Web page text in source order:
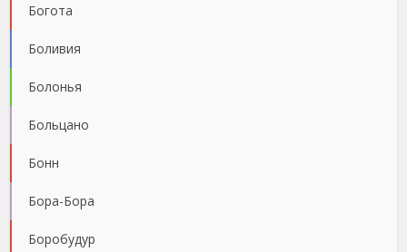
Богота
Боливия
Болонья
Больцано
Бонн
Бора-Бора
Боробудур